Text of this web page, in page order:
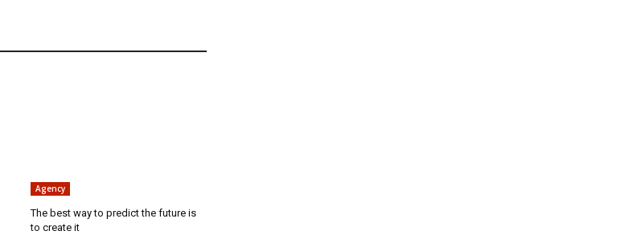
Agency
The best way to predict the future is
to create it